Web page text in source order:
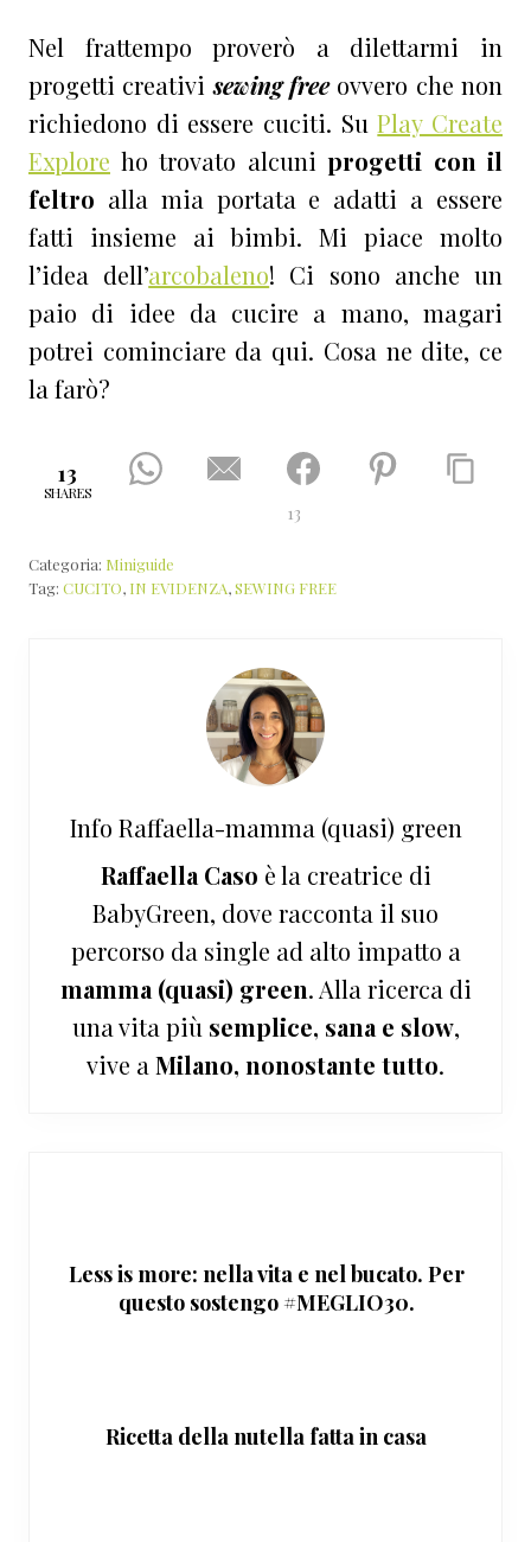
Nel frattempo proverò a dilettarmi in
progetti creativisewing freeovvero che non
richiedono di essere cuciti. SuPlay Create
Explore ho trovato alcuni progetti con il
feltro alla mia portata e adatti a essere
fatti insieme ai bimbi. Mi piace molto
l’idea dell’arcobaleno! Ci sono anche un
paio di idee da cucire a mano, magari
potrei cominciare da qui. Cosa ne dite, ce
la farò?
13
SHARES
13
Categoria: Miniguide
Tag: CUCITO, IN EVIDENZA,SEWING FREE
Info Raffaella-mamma (quasi) green
Raffaella Caso è la creatrice di
BabyGreen, dove racconta il suo
percorso da single ad alto impatto a
mamma (quasi) green. Alla ricerca di
una vita più semplice, sana e slow,
vive a Milano, nonostante tutto.
Less is more: nella vita e nel bucato. Per
questo sostengo #MEGLIO30.
Ricetta della nutella fatta in casa